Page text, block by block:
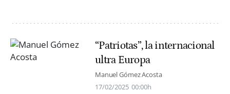
“Patriotas”, la internacional
ultra Europa
Manuel Gómez Acosta
17/02/2025 00:00h